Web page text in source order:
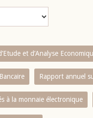
et d’Analyse
Rapport annuel
à la monnaie électronique